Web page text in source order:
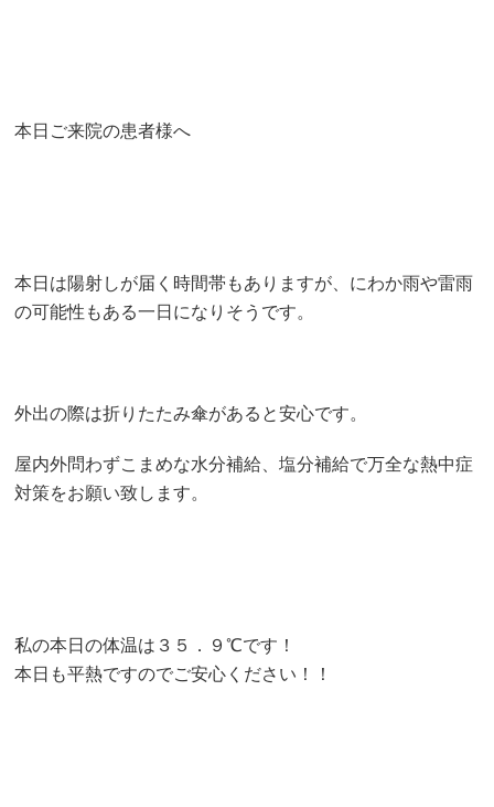
本日ご来院の患者様へ
本日は陽射しが届く時間帯もありますが、にわか雨や雷雨
の可能性もある一日になりそうです。
外出の際は折りたたみ傘があると安心です。
屋内外問わずこまめな水分補給、塩分補給で万全な熱中症
対策をお願い致します。
私の本日の体温は３５．９℃です！
本日も平熱ですのでご安心ください！！